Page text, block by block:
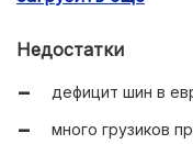
Недостатки
дефицит шин в
много грузиков